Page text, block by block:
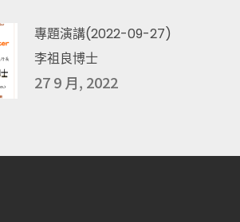
專題演講(2022-09-27)
李祖良博士
27 9 月, 2022